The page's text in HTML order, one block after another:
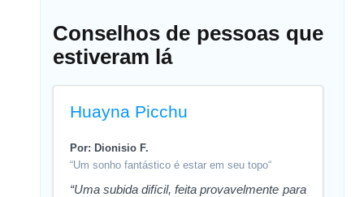
Conselhos de pessoas que
estiveram lá
Huayna Picchu
Por: Dionisio F.
“Um sonho fantástico é estar em seu topo“
“Uma subida difícil, feita provavelmente para